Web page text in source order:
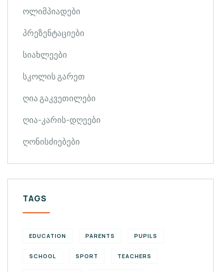
ოლიმპიადები
პრეზენტაციები
სიახლეები
სკოლის გარეთ
ღია გაკვეთილები
ღია-კარის-დღეები
ღონისძიებები
TAGS
EDUCATION PARENTS PUPILS
SCHOOL SPORT TEACHERS